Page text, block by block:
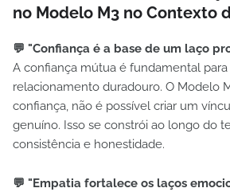
no Modelo M3 no Contexto
💬 "Confiança é a base de um laço
A confiança mútua é fundamental
relacionamento duradouro. O Modelo
confiança, não é possível criar um
genuíno. Isso se constrói ao longo do
consistência e honestidade.
💬 "Empatia fortalece os laços